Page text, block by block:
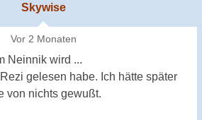
Skywise
Vor 2 Monaten
Neinnik wird ...
gelesen habe. Ich hätte später
von nichts gewußt.